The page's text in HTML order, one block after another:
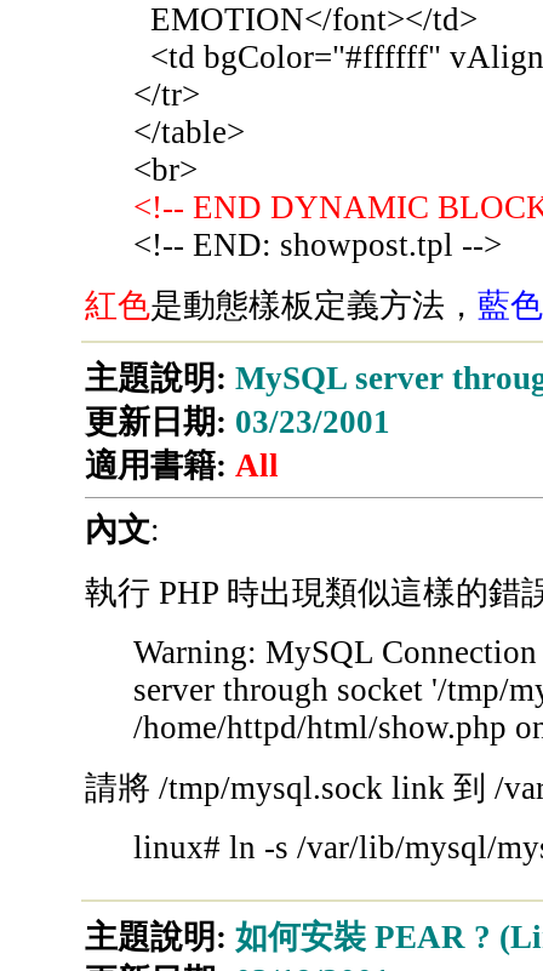
EMOTION</font></td>
<td bgColor="#ffffff"
</tr>
</table>
<br>
<!-- END DYNAMIC
<!-- END: showpost.tpl -->
紅色是動態樣板定義方法， 藍色
主題說明: MySQL server
更新日期: 03/23/2001
適用書籍: All
內文:
執行 PHP 時出現類似這樣的錯
Warning: MySQL
server through socket '/tmp/
/home/httpd/html/show.php
請將 /tmp/mysql.sock link 到 /
linux# ln -s /var/lib/mysql/
主題說明: 如何安裝 PEAR ?